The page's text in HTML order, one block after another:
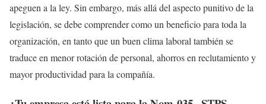
apeguen a la ley. Sin embargo, más allá del aspecto punitivo de la
legislación, se debe comprender como un beneficio para toda la
organización, en tanto que un buen clima laboral también se
traduce en menor rotación de personal, ahorros en reclutamiento y
mayor productividad para la compañía.